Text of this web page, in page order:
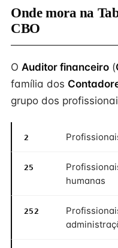
Onde mora na
CBO
O Auditor financeiro (
família dos
grupo dos
2
25
humanas
252